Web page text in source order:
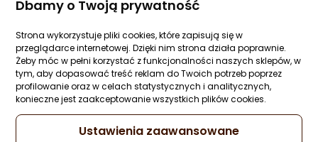
Dbamy o Twoją prywatność
Strona wykorzystuje pliki cookies, które zapisują się w
przeglądarce internetowej. Dzięki nim strona działa poprawnie.
Żeby móc w pełni korzystać z funkcjonalności naszych sklepów, w
tym, aby dopasować treść reklam do Twoich potrzeb poprzez
profilowanie oraz w celach statystycznych i analitycznych,
konieczne jest zaakceptowanie wszystkich plików cookies.
Ustawienia zaawansowane